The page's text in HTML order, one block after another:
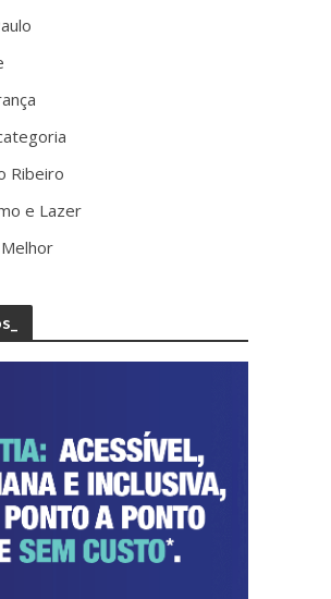
Ribeiro
e Lazer